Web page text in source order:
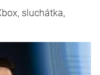
sluchátka,